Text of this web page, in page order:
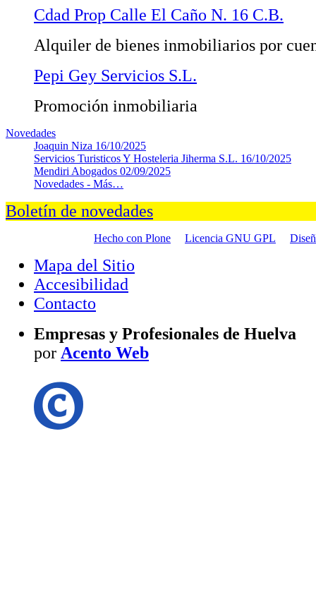
Cdad Prop Calle El Caño N. 16 C.B.
Alquiler de bienes inmobiliarios por
Pepi Gey Servicios S.L.
Promoción inmobiliaria
Novedades
Joaquin Niza 16/10/2025
Servicios Turisticos Y Hosteleria Jiherma S.L. 16/10/2025
Mendiri Abogados 02/09/2025
Novedades - Más…
Boletín de novedades
Hecho con Plone Licencia GNU GPL
Mapa del Sitio
Accesibilidad
Contacto
Empresas y Profesionales de Huelva
por Acento Web